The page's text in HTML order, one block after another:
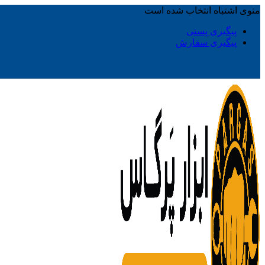
منوی اشتباه انتخاب شده است
پیگیری پستی
پیگیری سفارش